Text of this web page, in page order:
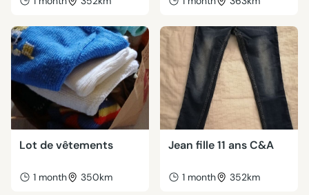
Lot de vêtements
1 month 350km
Jean fille 11 ans C&A
1 month 352km